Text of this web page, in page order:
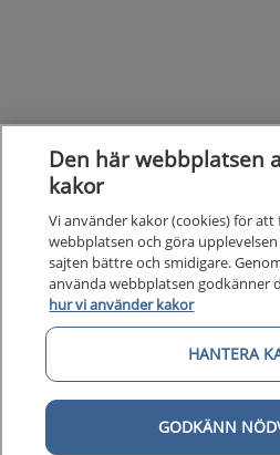
Om 1177 för vårdpersonal
Den här webbplatsen
kakor
Vi använder kakor (cookies) för
webbplatsen och göra
sajten bättre och smidigare.
använda webbplatsen godkänner
hur vi använder kakor
HANTERA
GODKÄNN